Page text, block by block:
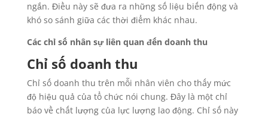
ngắn. Điều này sẽ đưa ra những số liệu biến động và
khó so sánh giữa các thời điểm khác nhau.
Các chỉ số nhân sự liên quan đến doanh thu
Chỉ số doanh thu
Chỉ số doanh thu trên mỗi nhân viên cho thấy mức
độ hiệu quả của tổ chức nói chung. Đây là một chỉ
báo về chất lượng của lực lượng lao động. Chỉ số này